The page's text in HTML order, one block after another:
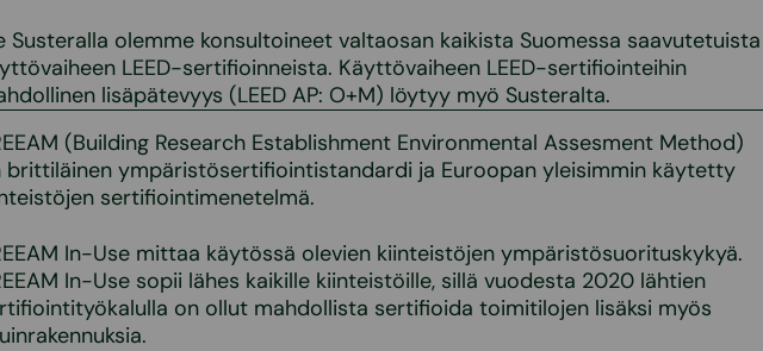
Susteralla olemme konsultoineet valtaosan kaikista Suomessa saavutetuista
LEED-sertifioinneista. Käyttövaiheen LEED-sertifiointeihin
lisäpätevyys (LEED AP: O+M) löytyy myö Susteralta.
(Building Research Establishment Environmental Assesment Method)
brittiläinen ympäristösertifiointistandardi ja Euroopan yleisimmin käytetty
sertifiointimenetelmä.
In-Use mittaa käytössä olevien kiinteistöjen ympäristösuorituskykyä.
In-Use sopii lähes kaikille kiinteistöille, sillä vuodesta 2020 lähtien
on ollut mahdollista sertifioida toimitilojen lisäksi myös